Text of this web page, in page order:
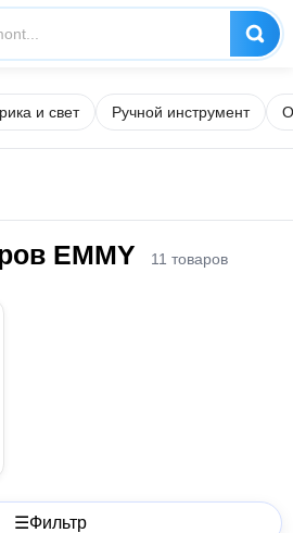
и свет Ручной инструмент
EMMY 11 товаров
☰Фильтр